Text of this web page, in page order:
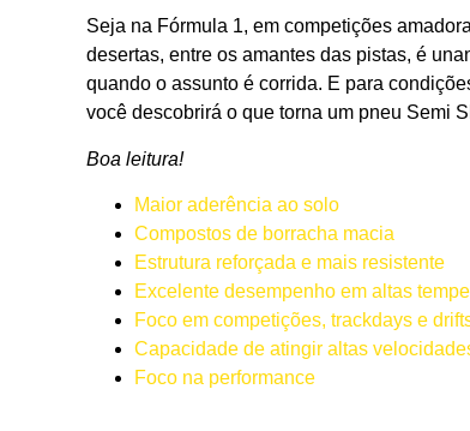
Seja na Fórmula 1, em competições
desertas, entre os amantes das pistas, é
quando o assunto é corrida. E para
você descobrirá o que torna um pneu Semi
Boa leitura!
Maior aderência ao solo
Compostos de borracha macia
Estrutura reforçada e mais resistente
Excelente desempenho em altas
Foco em competições, trackdays e
Capacidade de atingir altas
Foco na performance